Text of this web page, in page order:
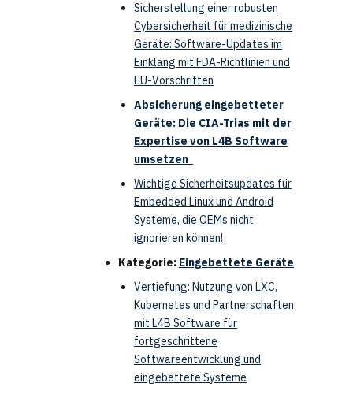
Sicherstellung einer robusten
Cybersicherheit für medizinische
Geräte: Software-Updates im
Einklang mit FDA-Richtlinien und
EU-Vorschriften
Absicherung eingebetteter
Geräte: Die CIA-Trias mit der
Expertise von L4B Software
umsetzen
Wichtige Sicherheitsupdates für
Embedded Linux und Android
Systeme, die OEMs nicht
ignorieren können!
Kategorie: Eingebettete Geräte
Vertiefung: Nutzung von LXC,
Kubernetes und Partnerschaften
mit L4B Software für
fortgeschrittene
Softwareentwicklung und
eingebettete Systeme